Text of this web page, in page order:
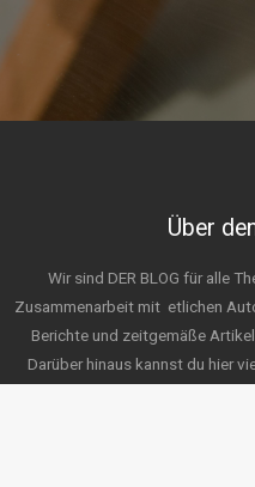
Über
Wir sind DER BLOG für alle
Zusammenarbeit mit etlichen
Berichte und zeitgemäße
Darüber hinaus kannst du hier